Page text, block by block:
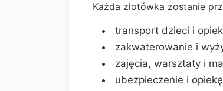
Każda złotówka zostanie
transport dzieci i
zakwaterowanie i
zajęcia, warsztaty i
ubezpieczenie i